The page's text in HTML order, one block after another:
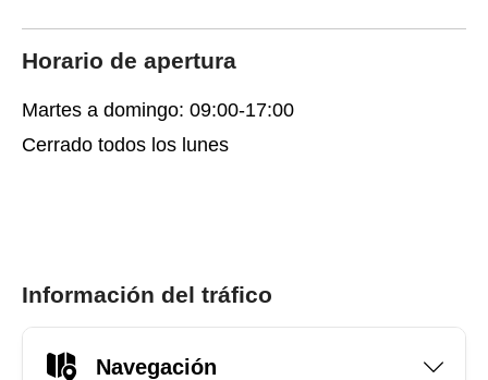
Horario de apertura
Martes a domingo: 09:00-17:00
Cerrado todos los lunes
Información del tráfico
Navegación